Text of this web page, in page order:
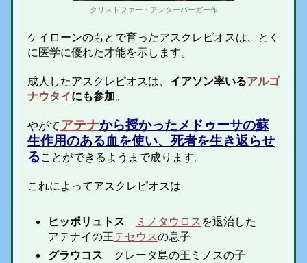
クリストファー・アンターバーガー作
ケイローンのもとで育ったアスクレピオスは、とく
に医学に優れた才能を示します。
成人したアスクレピオスは、 イアソン率いるアルゴ
ナウタイにも参加。
やがて アテナから授かったメドゥーサの蘇
生作用のある血を使い、死者を生き返らせ
ることができるようまで成ります。
これによってアスクレピオスは
ヒッポリュトス ミノタウロス を退治した
アテナイの王テセウスの息子
グラウコス クレータ島の王ミノスの子